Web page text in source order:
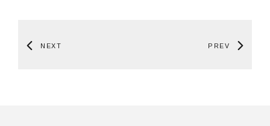
NEXT PREV